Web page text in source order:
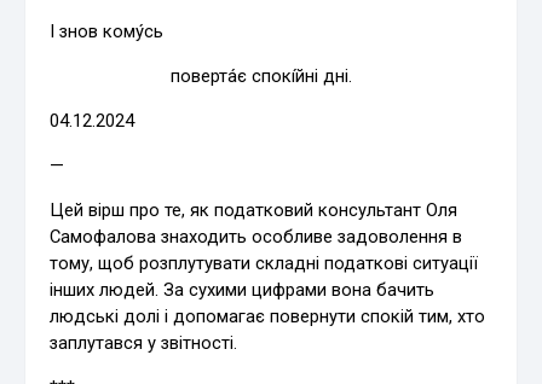
І знов кому́сь
поверта́є спокі́йні дні.
04.12.2024
—
Цей вірш про те, як податковий консультант Оля
Самофалова знаходить особливе задоволення в
тому, щоб розплутувати складні податкові ситуації
інших людей. За сухими цифрами вона бачить
людські долі і допомагає повернути спокій тим, хто
заплутався у звітності.